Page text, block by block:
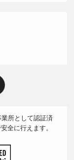
所として認証済
全に行えます。